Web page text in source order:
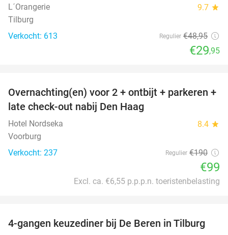
L´Orangerie 9.7 star
Tilburg
Verkocht: 613
Regulier €48,95
€29,95
48%
Overnachting(en) voor 2 + ontbijt + parkeren +
late check-out nabij Den Haag
Hotel Nordseka 8.4 star
Voorburg
Verkocht: 237
Regulier €190
€99
Excl. ca. €6,55 p.p.p.n. toeristenbelasting
46%
4-gangen keuzediner bij De Beren in Tilburg